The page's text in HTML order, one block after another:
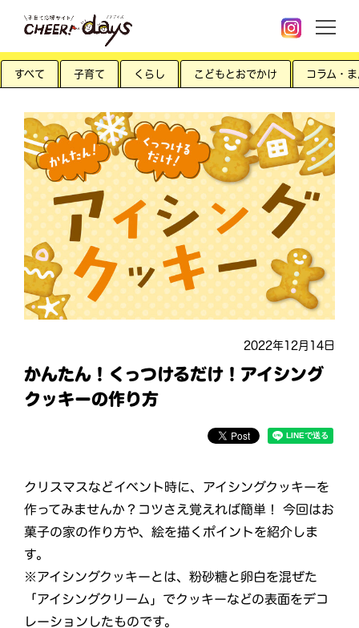
すべて 子育て くらし こどもとおでかけ コラム・
2022年12月14日
かんたん！くっつけるだけ！アイシング
クッキーの作り方
クリスマスなどイベント時に、アイシングクッキーを
作ってみませんか？コツさえ覚えれば簡単！ 今回はお
菓子の家の作り方や、絵を描くポイントを紹介しま
す。
※アイシングクッキーとは、粉砂糖と卵白を混ぜた
「アイシングクリーム」でクッキーなどの表面をデコ
レーションしたものです。